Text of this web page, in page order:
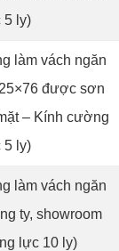
5 ly)
làm vách ngăn
được sơn
– Kính cường
5 ly)
làm vách ngăn
ty, showroom
lực 10 ly)